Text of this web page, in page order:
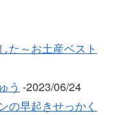
た～お土産ベスト
う ‐2023/06/24
の早起きせっかく